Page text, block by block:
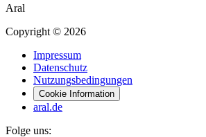
Aral
Copyright © 2026
Impressum
Datenschutz
Nutzungsbedingungen
Cookie Information
aral.de
Folge uns: